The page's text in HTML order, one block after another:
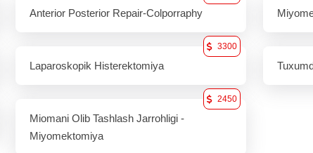
Anterior Posterior Repair-Colporraphy
Laparoskopik Histerektomiya
3300
Miomani Olib Tashlash Jarrohligi -
Miyomektomiya
2450